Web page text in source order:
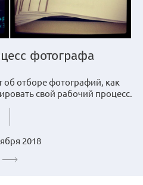
фотографа
отборе фотографий, как
свой рабочий процесс.
2018